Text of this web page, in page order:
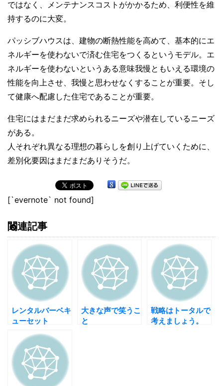
ではなく、メンテナンスコストがかかるため、利便性を維
持するのに大変。
パッシブハウスは、建物の断熱性能を高めて、基本的にエ
ネルギーを使わないで済む住宅をつくるというモデル。エ
ネルギーを使わないというある意味我慢ともいえる環境の
性能を向上させ、我慢と思わせなくすることが重要。そし
て健康へ配慮した住宅であることが重要。
住宅にはまだまだ求められるニーズや潜在しているニーズ
がある。
人それぞれ異なる理想の暮らしを創り上げていくために、
差別化要因はまだまだありそうだ。
[`evernote` not found]
関連記事
レンタルバーベキ
ューセット
大きな声で笑うこ
と
戦略はトータルで
考えましょう。